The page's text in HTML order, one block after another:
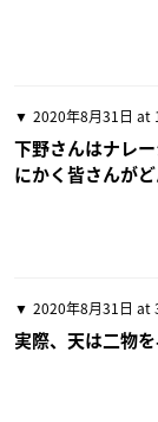
2020年8月31日 at
下野さんはナレ
にかく皆さんが
2020年8月31日 at
実際、天は二物を